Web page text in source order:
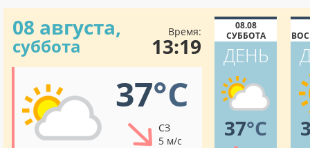
08 августа,
суббота
Время:
13:19
37°C
СЗ
5 м/с
08.08
СУББОТА
ДЕНЬ
37°C